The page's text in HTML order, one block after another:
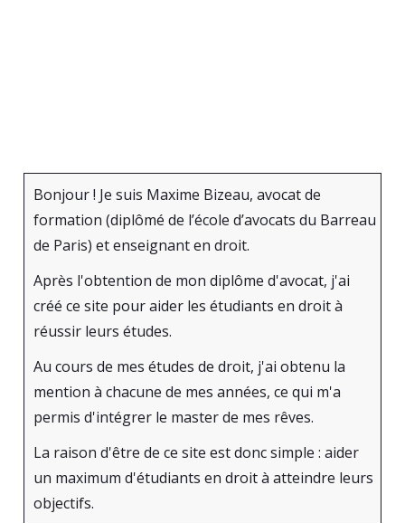
Bonjour ! Je suis Maxime Bizeau, avocat de
formation (diplômé de l’école d’avocats du Barreau
de Paris) et enseignant en droit.
Après l'obtention de mon diplôme d'avocat, j'ai
créé ce site pour aider les étudiants en droit à
réussir leurs études.
Au cours de mes études de droit, j'ai obtenu la
mention à chacune de mes années, ce qui m'a
permis d'intégrer le master de mes rêves.
La raison d'être de ce site est donc simple : aider
un maximum d'étudiants en droit à atteindre leurs
objectifs.